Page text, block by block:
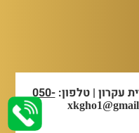
עקרון | טלפון:050-